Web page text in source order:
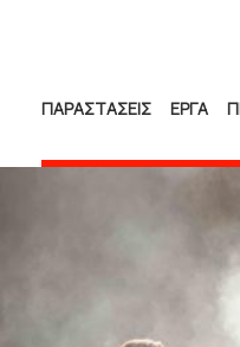
ΠΑΡΑΣΤΑΣΕΙΣ ΕΡΓΑ